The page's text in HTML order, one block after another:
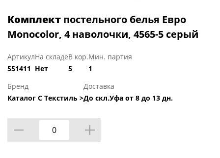
Комплект постельного белья Евро
Monocolor, 4 наволочки, 4565-5 серый
Артикул
551411
На складе
Нет
В кор.
5
Мин. партия
1
Бренд
Каталог С Текстиль >
Доставка
До скл.Уфа от 8 до 13 дн.